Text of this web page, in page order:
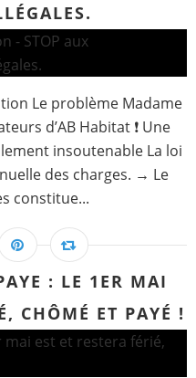
Le problème Madame
d’AB Habitat ❗ Une
insoutenable La loi
des charges. → Le
constitue...
: LE 1ER MAI
CHÔMÉ ET PAYÉ !